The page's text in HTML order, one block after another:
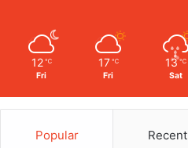
12 ℃
Fri
17 ℃
Fri
13 ℃
Sat
Popular Recent